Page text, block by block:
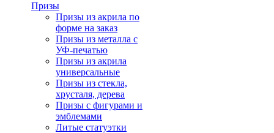
Призы
Призы из акрила по
форме на заказ
Призы из металла с
УФ-печатью
Призы из акрила
универсальные
Призы из стекла,
хрусталя, дерева
Призы с фигурами и
эмблемами
Литые статуэтки